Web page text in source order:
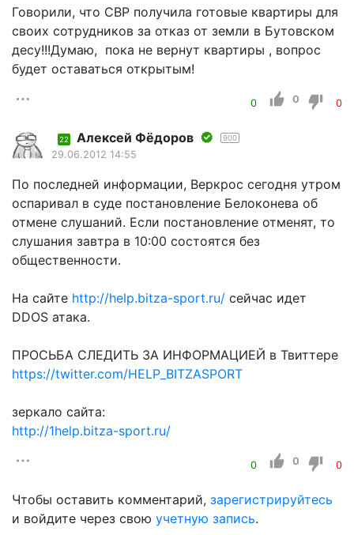
Говорили, что СВР получила готовые квартиры для
своих сотрудников за отказ от земли в Бутовском
десу!!!Думаю, пока не вернут квартиры , вопрос
будет оставаться открытым!
0 0 0
22 Алексей Фёдоров 900
29.06.2012 14:55
По последней информации, Веркрос сегодня утром
оспаривал в суде постановление Белоконева об
отмене слушаний. Если постановление отменят, то
слушания завтра в 10:00 состоятся без
общественности.
На сайте http://help.bitza-sport.ru/ сейчас идет
DDOS атака.
ПРОСЬБА СЛЕДИТЬ ЗА ИНФОРМАЦИЕЙ в Твиттере
https://twitter.com/HELP_BITZASPORT
зеркало сайта:
http://1help.bitza-sport.ru/
0 0 0
Чтобы оставить комментарий, зарегистрируйтесь
и войдите через свою учетную запись.